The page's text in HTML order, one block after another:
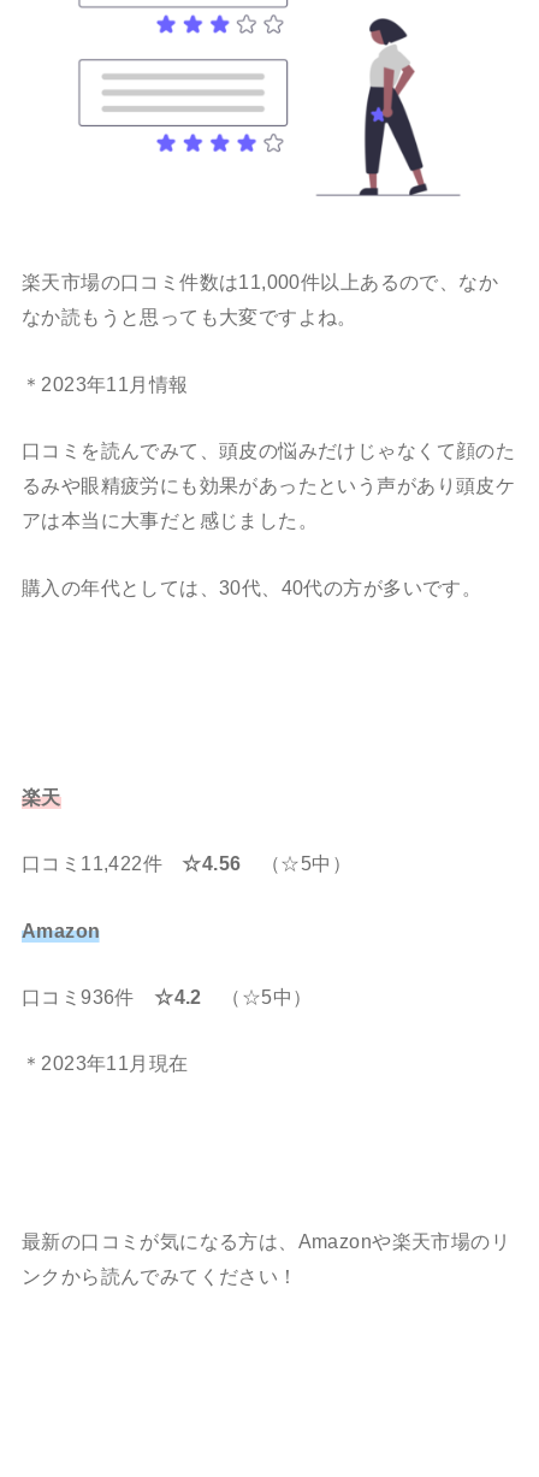
楽天市場の口コミ件数は11,000件以上あるので、なか
なか読もうと思っても大変ですよね。
＊2023年11月情報
口コミを読んでみて、頭皮の悩みだけじゃなくて顔のた
るみや眼精疲労にも効果があったという声があり頭皮ケ
アは本当に大事だと感じました。
購入の年代としては、30代、40代の方が多いです。
楽天
口コミ11,422件☆4.56 （☆5中）
Amazon
口コミ936件☆4.2 （☆5中）
＊2023年11月現在
最新の口コミが気になる方は、Amazonや楽天市場のリ
ンクから読んでみてください！